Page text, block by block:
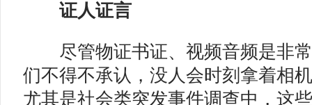
证人证言
尽管物证书证、视频音频是非常
们不得不承认，没人会时刻拿着相
尤其是社会类突发事件调查中，这